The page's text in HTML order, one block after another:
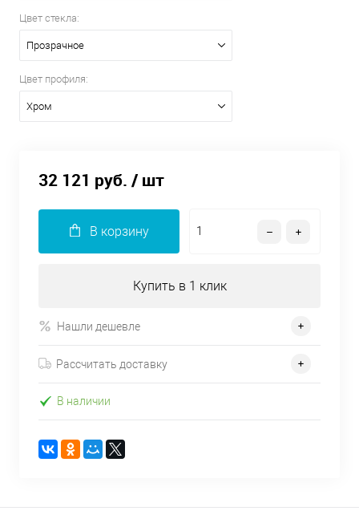
Цвет стекла:
Прозрачное
Цвет профиля:
Хром
32 121 руб. / шт
В корзину
Купить в 1 клик
Нашли дешевле
Рассчитать доставку
В наличии